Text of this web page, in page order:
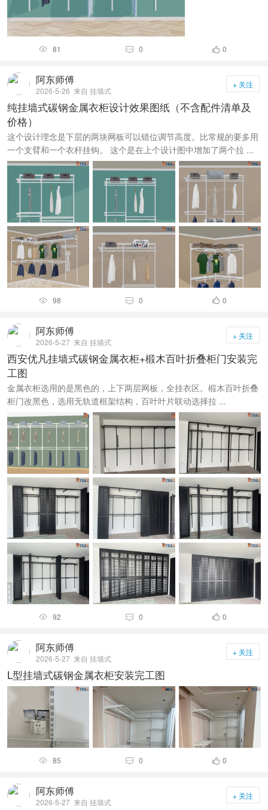
 81  0  0
阿东师傅
2026-5-26 来自 挂墙式
+ 关注
纯挂墙式碳钢金属衣柜设计效果图纸（不含配件清单及
价格）
这个设计理念是下层的两块网板可以错位调节高度。比常规的要多用
一个支臂和一个衣杆挂钩。 这个是在上个设计图中增加了两个拉 ...
 98  0  0
阿东师傅
2026-5-27 来自 挂墙式
+ 关注
西安优凡挂墙式碳钢金属衣柜+椴木百叶折叠柜门安装完
工图
金属衣柜选用的是黑色的，上下两层网板，全挂衣区。椴木百叶折叠
柜门改黑色，选用无轨道框架结构，百叶叶片联动选择拉 ...
 92  0  0
阿东师傅
2026-5-27 来自 挂墙式
+ 关注
L型挂墙式碳钢金属衣柜安装完工图
 85  0  0
阿东师傅
2026-5-27 来自 挂墙式
+ 关注